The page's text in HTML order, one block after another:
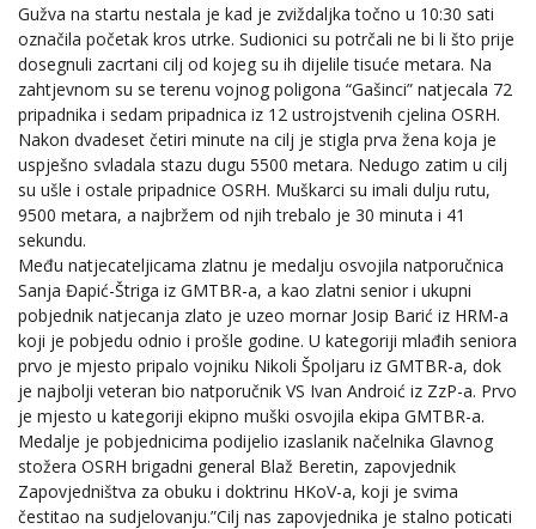
Gužva na startu nestala je kad je zviždaljka točno u 10:30 sati
označila početak kros utrke. Sudionici su potrčali ne bi li što prije
dosegnuli zacrtani cilj od kojeg su ih dijelile tisuće metara. Na
zahtjevnom su se terenu vojnog poligona “Gašinci” natjecala 72
pripadnika i sedam pripadnica iz 12 ustrojstvenih cjelina OSRH.
Nakon dvadeset četiri minute na cilj je stigla prva žena koja je
uspješno svladala stazu dugu 5500 metara. Nedugo zatim u cilj
su ušle i ostale pripadnice OSRH. Muškarci su imali dulju rutu,
9500 metara, a najbržem od njih trebalo je 30 minuta i 41
sekundu.
Među natjecateljicama zlatnu je medalju osvojila natporučnica
Sanja Đapić-Štriga iz GMTBR-a, a kao zlatni senior i ukupni
pobjednik natjecanja zlato je uzeo mornar Josip Barić iz HRM-a
koji je pobjedu odnio i prošle godine. U kategoriji mlađih seniora
prvo je mjesto pripalo vojniku Nikoli Špoljaru iz GMTBR-a, dok
je najbolji veteran bio natporučnik VS Ivan Androić iz ZzP-a. Prvo
je mjesto u kategoriji ekipno muški osvojila ekipa GMTBR-a.
Medalje je pobjednicima podijelio izaslanik načelnika Glavnog
stožera OSRH brigadni general Blaž Beretin, zapovjednik
Zapovjedništva za obuku i doktrinu HKoV-a, koji je svima
čestitao na sudjelovanju.”Cilj nas zapovjednika je stalno poticati